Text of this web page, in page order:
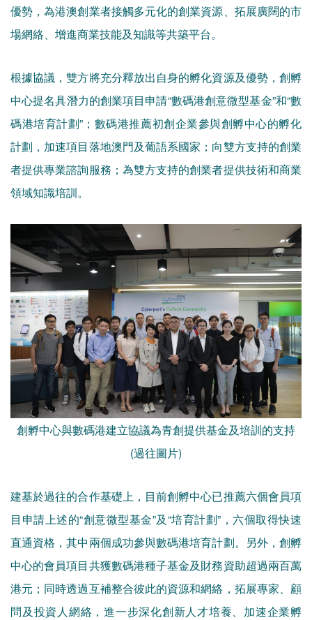
優勢，為港澳創業者接觸多元化的創業資源、拓展廣闊的市
場網絡、增進商業技能及知識等共築平台。
根據協議，雙方將充分釋放出自身的孵化資源及優勢，創孵
中心提名具潛力的創業項目申請“數碼港創意微型基金”和“數
碼港培育計劃”；數碼港推薦初創企業參與創孵中心的孵化
計劃，加速項目落地澳門及葡語系國家；向雙方支持的創業
者提供專業諮詢服務；為雙方支持的創業者提供技術和商業
領域知識培訓。
創孵中心與數碼港建立協議為青創提供基金及培訓的支持
(過往圖片)
建基於過往的合作基礎上，目前創孵中心已推薦六個會員項
目申請上述的“創意微型基金”及“培育計劃”，六個取得快速
直通資格，其中兩個成功參與數碼港培育計劃。另外，創孵
中心的會員項目共獲數碼港種子基金及財務資助超過兩百萬
港元；同時透過互補整合彼此的資源和網絡，拓展專家、顧
問及投資人網絡，進一步深化創新人才培養、加速企業孵